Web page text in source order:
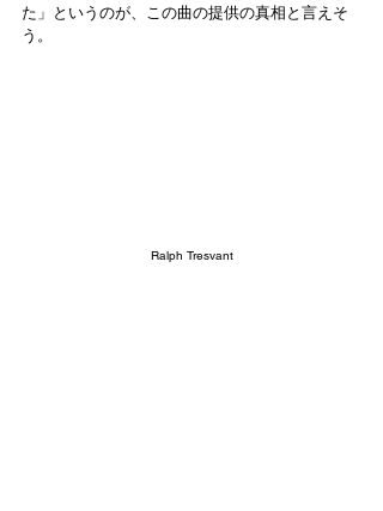
た」というのが、この曲の提供の真相と言えそ
う。
Ralph Tresvant